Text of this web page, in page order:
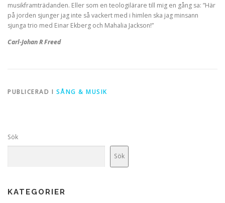
musikframträdanden. Eller som en teologilärare till mig en gång sa: ”Här
på jorden sjunger jag inte så vackert med i himlen ska jag minsann
sjunga trio med Einar Ekberg och Mahalia Jackson!”
Carl-Johan R Freed
PUBLICERAD I SÅNG & MUSIK
Sök
Sök
KATEGORIER